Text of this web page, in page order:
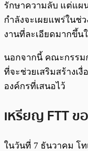
รักษาความลับ แต่แผ
กำลังจะเผยแพร่ในช่
งานที่ละเอียดมากขึ้น
นอกจากนี้ คณะกรรม
ที่จะช่วยเสริมสร้างเ
องค์กรที่เสนอไว้
เหรียญ FTT ข
ในวันที่ 7 ธันวาคม โท